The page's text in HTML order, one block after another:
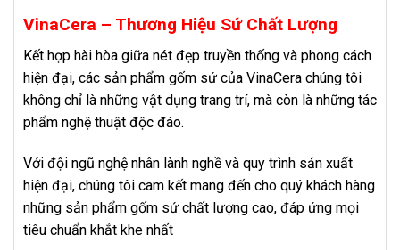
VinaCera – Thương Hiệu Sứ Chất Lượng
Kết hợp hài hòa giữa nét đẹp truyền thống và phong cách
hiện đại, các sản phẩm gốm sứ của VinaCera chúng tôi
không chỉ là những vật dụng trang trí, mà còn là những tác
phẩm nghệ thuật độc đáo.
Với đội ngũ nghệ nhân lành nghề và quy trình sản xuất
hiện đại, chúng tôi cam kết mang đến cho quý khách hàng
những sản phẩm gốm sứ chất lượng cao, đáp ứng mọi
tiêu chuẩn khắt khe nhất